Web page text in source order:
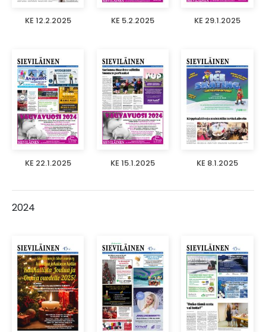
KE 12.2.2025 KE 5.2.2025 KE 29.1.2025
KE 22.1.2025 KE 15.1.2025 KE 8.1.2025
2024